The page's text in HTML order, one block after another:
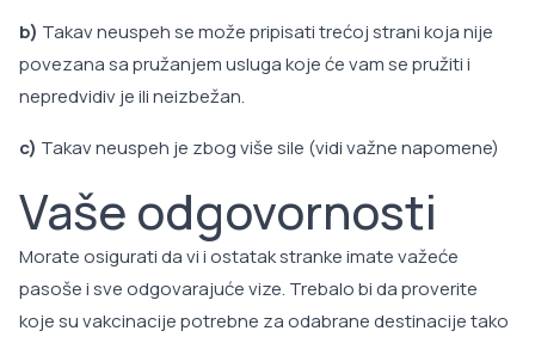
b) Takav neuspeh se može pripisati trećoj strani koja nije
povezana sa pružanjem usluga koje će vam se pružiti i
nepredvidiv je ili neizbežan.
c) Takav neuspeh je zbog više sile (vidi važne napomene)
Vaše odgovornosti
Morate osigurati da vi i ostatak stranke imate važeće
pasoše i sve odgovarajuće vize. Trebalo bi da proverite
koje su vakcinacije potrebne za odabrane destinacije tako